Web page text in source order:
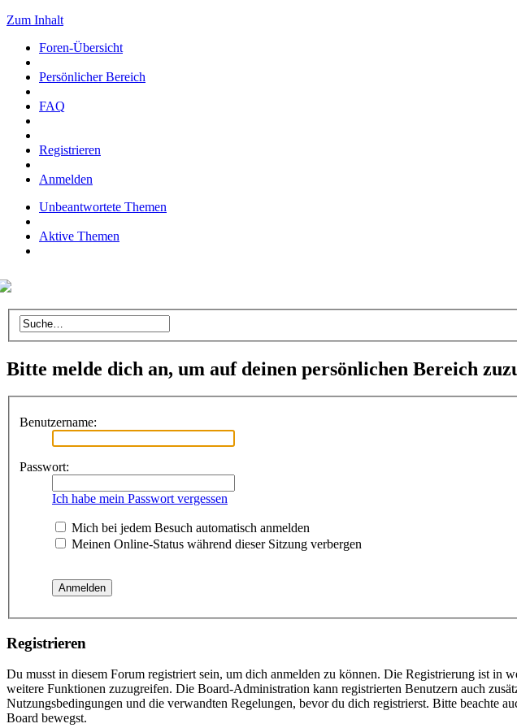
Zum Inhalt
Foren-Übersicht
Persönlicher Bereich
FAQ
Registrieren
Anmelden
Unbeantwortete Themen
Aktive Themen
Bitte melde dich an, um auf deinen persönlichen Bereich
Benutzername:
Passwort:
Ich habe mein Passwort vergessen
Mich bei jedem Besuch automatisch anmelden
Meinen Online-Status während dieser Sitzung verbergen
Registrieren
Du musst in diesem Forum registriert sein, um dich anmelden zu können. Die Registrierung ist in
weitere Funktionen zuzugreifen. Die Board-Administration kann registrierten Benutzern auch
Nutzungsbedingungen und die verwandten Regelungen, bevor du dich registrierst. Bitte beachte
Board bewegst.